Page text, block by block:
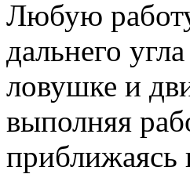
Любую
дальнего
ловушке и
выполняя
приближаясь